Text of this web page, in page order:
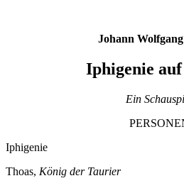
Johann
Iphigenie
Ein
Iphigenie
Thoas, König der Taurier